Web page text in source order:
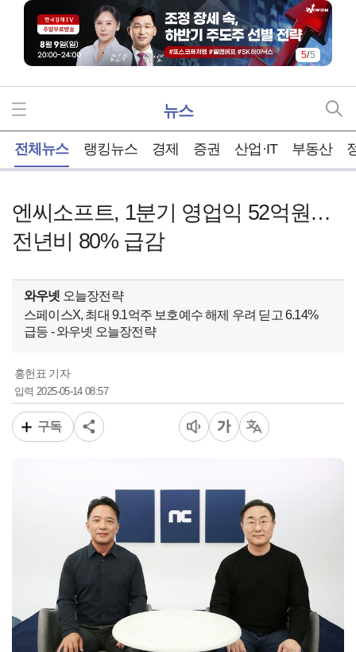
5/5
뉴스
전체뉴스 랭킹뉴스 경제 증권 산업·IT 부동산
엔씨소프트, 1분기 영업익 52억원…
전년비 80% 급감
와우넷 오늘장전략
스페이스X, 최대 9.1억주 보호예수 해제 우려 딛고 6.14%
급등 - 와우넷 오늘장전략
홍헌표 기자
입력2025-05-14 08:57
구독